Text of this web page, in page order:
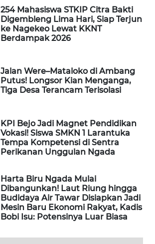
254 Mahasiswa STKIP Citra Bakti
Digembleng Lima Hari, Siap Terjun
ke Nagekeo Lewat KKNT
Berdampak 2026
Jalan Were–Mataloko di Ambang
Putus! Longsor Kian Menganga,
Tiga Desa Terancam Terisolasi
KPI Bejo Jadi Magnet Pendidikan
Vokasi! Siswa SMKN 1 Larantuka
Tempa Kompetensi di Sentra
Perikanan Unggulan Ngada
Harta Biru Ngada Mulai
Dibangunkan! Laut Riung hingga
Budidaya Air Tawar Disiapkan Jadi
Mesin Baru Ekonomi Rakyat, Kadis
Bobi Isu: Potensinya Luar Biasa